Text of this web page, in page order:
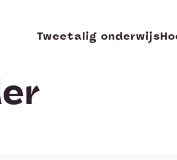
Tweetalig onderwijs